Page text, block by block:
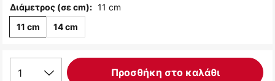
Διάμετρος (σε cm): 11 cm
11 cm 14 cm
1 Προσθήκη στο καλάθι